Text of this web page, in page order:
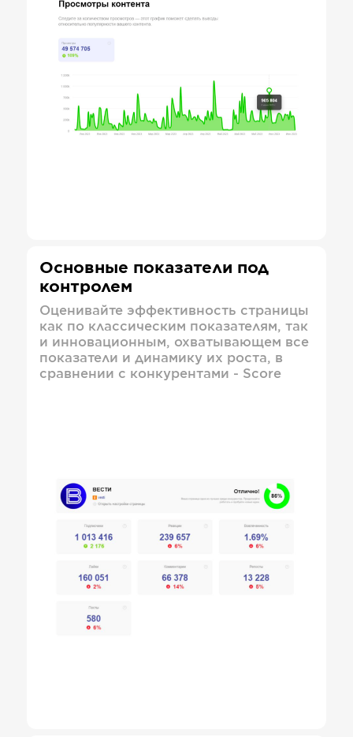
Основные показатели под
контролем
Оценивайте эффективность страницы
как по классическим показателям, так
и инновационным, охватывающем все
показатели и динамику их роста, в
сравнении с конкурентами - Score